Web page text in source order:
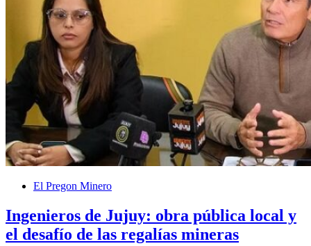
El Pregon Minero
Ingenieros de Jujuy: obra pública local y
el desafío de las regalías mineras